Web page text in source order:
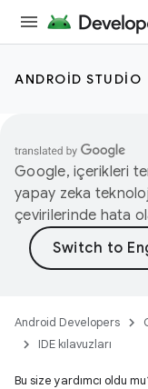
ANDROID STUDIO
Google, içerikleri
yapay zeka
çevirilerinde hata
Android Developers
IDE kılavuzları
Bu size yardımcı oldu